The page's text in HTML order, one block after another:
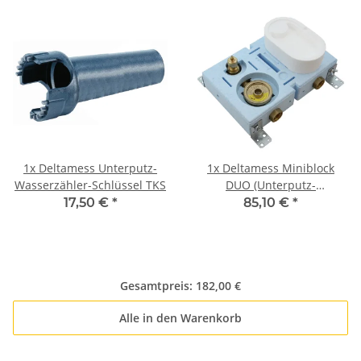
1x Deltamess Unterputz-
Wasserzähler-Schlüssel TKS
17,50 € *
1x Deltamess Miniblock
DUO (Unterputz-
Montageblock) 3/4" IG -
85,10 € *
Gesamtpreis: 182,00 €
Alle in den Warenkorb